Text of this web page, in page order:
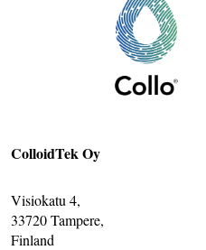
ColloidTek Oy
Visiokatu 4,
33720 Tampere,
Finland